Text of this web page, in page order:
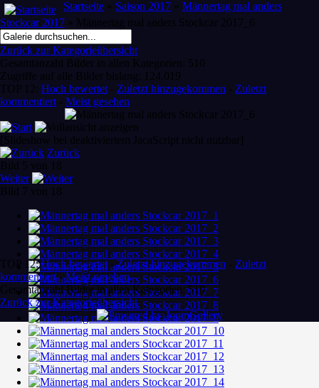
Startseite » Saison 2017 » Männertag mal anders
Stockcar 2017 » Männertag mal anders Stockcar 2017_6
Zurück zur Kategorieübersicht
Gesamtanzahl Bilder in allen Kategorien: 510
Zugriffe auf alle Bilder bislang: 124.019
TOP 12: Hoch bewertet - Zuletzt hinzugekommen - Zuletzt
kommentiert - Meist gesehen
[Slideshow bei deaktiviertem JacaScript nicht nutzbar]
Zurück
Bild 5 von 18
Weiter
Bild 7 von 18
TOP 12:Hoch bewertet -Zuletzt hinzugekommen - Zuletzt
kommentiert-Meist gesehen
Gesamtanzahl Bilder in allen Kategorien: 510
Zurück zur Kategorieübersicht